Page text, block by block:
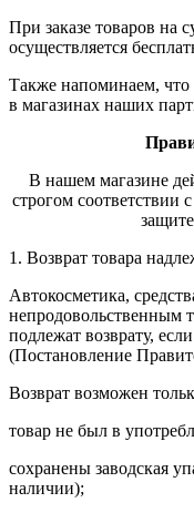
При заказе товаров на
осуществляется
Также напоминаем,
в магазинах наших
В нашем магазине
строгом
1. Возврат товара
Автокосметика,
непродовольственным
подлежат возврату,
(Постановление
Возврат возможен
товар не был в
сохранены заводская
наличии);